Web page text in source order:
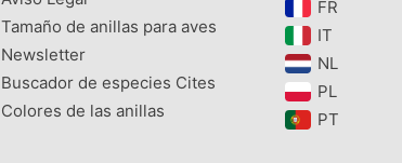
Tamaño de anillas para aves
Newsletter
Buscador de especies Cites
Colores de las anillas
FR‎
IT‎
NL‎
PL‎
PT‎